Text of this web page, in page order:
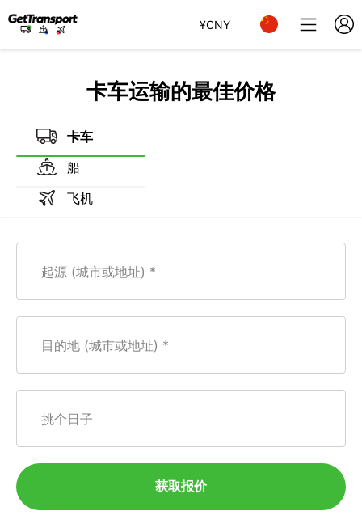
¥CNY
卡车运输的最佳价格
卡车
船
飞机
起源 (城市或地址)
目的地 (城市或地址)
挑个日子
获取报价